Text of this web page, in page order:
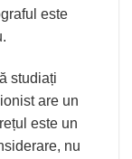
este
studiați
are un
este un
nu